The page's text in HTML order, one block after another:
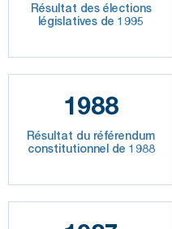
Résultat des élections
législatives de 1995
1988
Résultat du référendum
constitutionnel de 1988